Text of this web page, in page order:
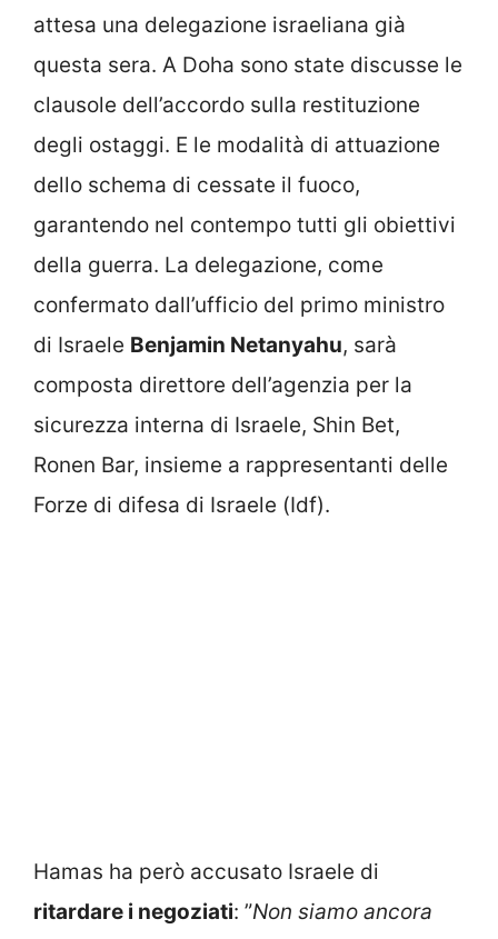
attesa una delegazione israeliana già
questa sera. A Doha sono state discusse le
clausole dell’accordo sulla restituzione
degli ostaggi. E le modalità di attuazione
dello schema di cessate il fuoco,
garantendo nel contempo tutti gli obiettivi
della guerra. La delegazione, come
confermato dall’ufficio del primo ministro
di Israele Benjamin Netanyahu, sarà
composta direttore dell’agenzia per la
sicurezza interna di Israele, Shin Bet,
Ronen Bar, insieme a rappresentanti delle
Forze di difesa di Israele (Idf).
Hamas ha però accusato Israele di
ritardare i negoziati: ”Non siamo ancora